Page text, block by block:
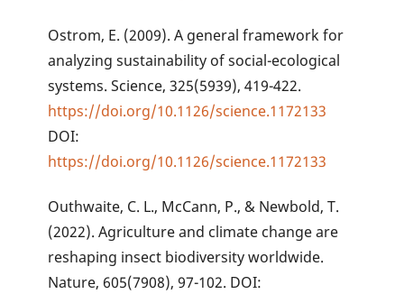
Ostrom, E. (2009). A general framework for
analyzing sustainability of social-ecological
systems. Science, 325(5939), 419-422.
https://doi.org/10.1126/science.1172133
DOI:
https://doi.org/10.1126/science.1172133
Outhwaite, C. L., McCann, P., & Newbold, T.
(2022). Agriculture and climate change are
reshaping insect biodiversity worldwide.
Nature, 605(7908), 97-102. DOI: